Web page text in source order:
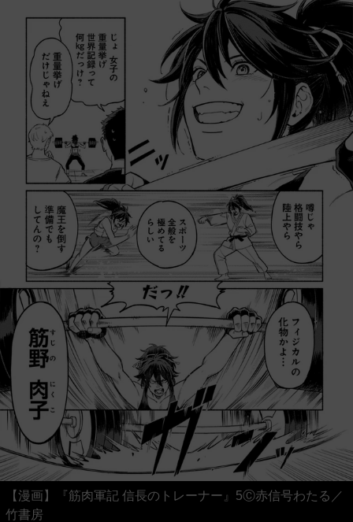
【漫画】『筋肉軍記 信長のトレーナー』5Ⓒ赤信号わたる／
竹書房